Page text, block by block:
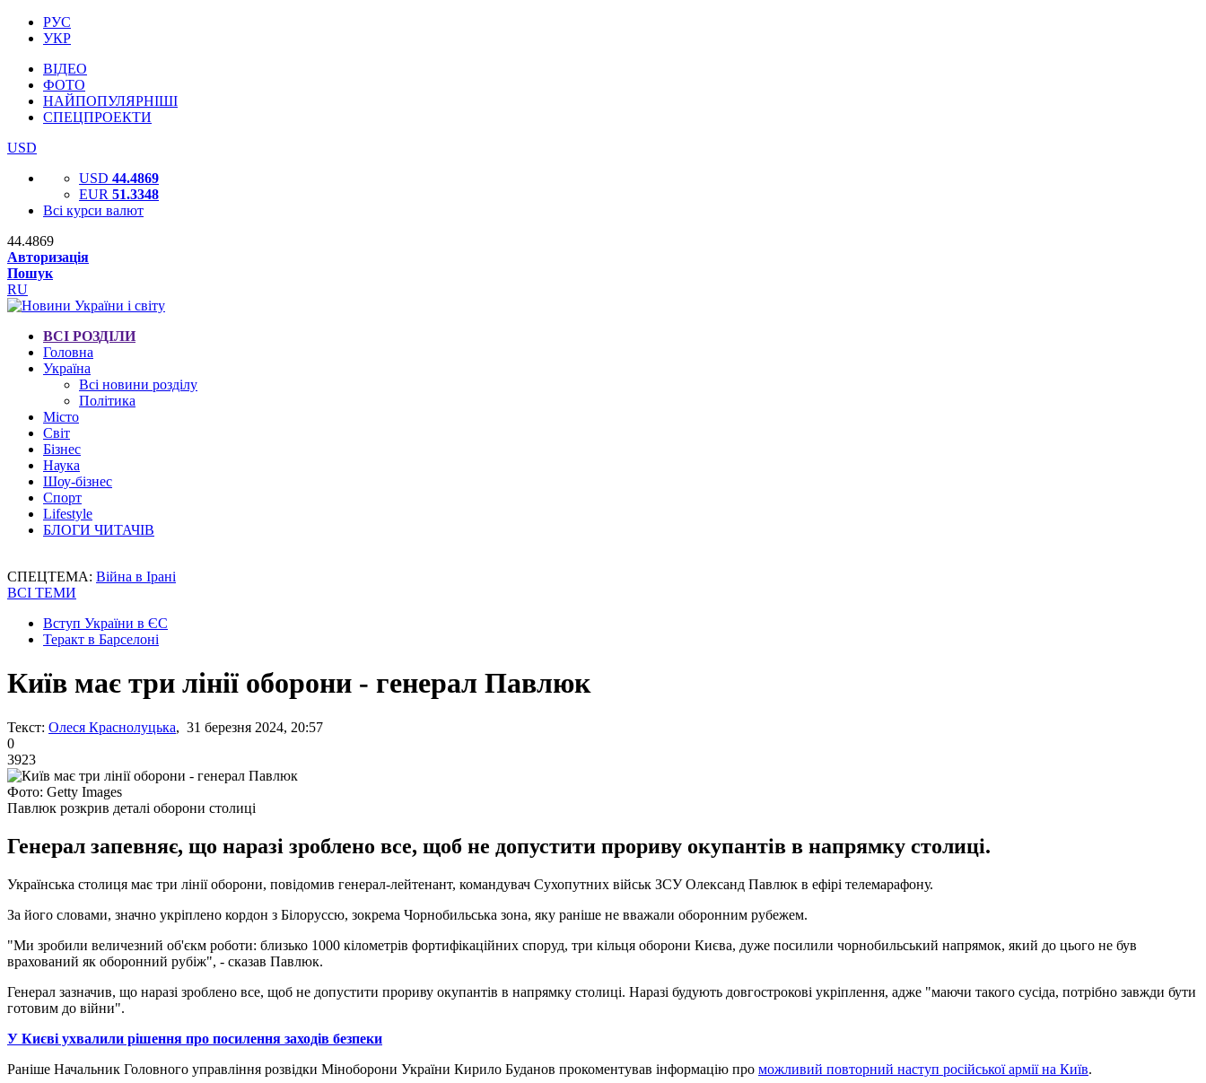
РУС
УКР
ВІДЕО
ФОТО
НАЙПОПУЛЯРНІШІ
СПЕЦПРОЕКТИ
USD
USD 44.4869
EUR 51.3348
Всі курси валют
44.4869
Авторизація
Пошук
RU
ВСІ РОЗДІЛИ
Головна
Україна
Всі новини розділу
Політика
Місто
Світ
Бізнес
Наука
Шоу-бізнес
Спорт
Lifestyle
БЛОГИ ЧИТАЧІВ
СПЕЦТЕМА: Війна в Ірані
ВСІ ТЕМИ
Вступ України в ЄС
Теракт в Барселоні
Київ має три лінії оборони - генерал Павлюк
Текст: Олеся Краснолуцька, 31 березня 2024, 20:57
0
3923
Фото: Getty Images
Павлюк розкрив деталі оборони столиці
Генерал запевняє, що наразі зроблено все, щоб не допустити прориву окупантів в напрямку столиці.
Українська столиця має три лінії оборони, повідомив генерал-лейтенант, командувач Сухопутних військ ЗСУ Олександ Павлюк в ефірі телемарафону.
За його словами, значно укріплено кордон з Білоруссю, зокрема Чорнобильська зона, яку раніше не вважали оборонним рубежем.
"Ми зробили величезний об'єкм роботи: близько 1000 кілометрів фортифікаційних споруд, три кільця оборони Києва, дуже посилили чорнобильський напрямок, який до цього не був
врахований як оборонний рубіж", - сказав Павлюк.
Генерал зазначив, що наразі зроблено все, щоб не допустити прориву окупантів в напрямку столиці. Наразі будують довгострокові укріплення, адже "маючи такого сусіда, потрібно завжди бути
готовим до війни".
У Києві ухвалили рішення про посилення заходів безпеки
Раніше Начальник Головного управління розвідки Міноборони України Кирило Буданов прокоментував інформацію про можливий повторний наступ російської армії на Київ.